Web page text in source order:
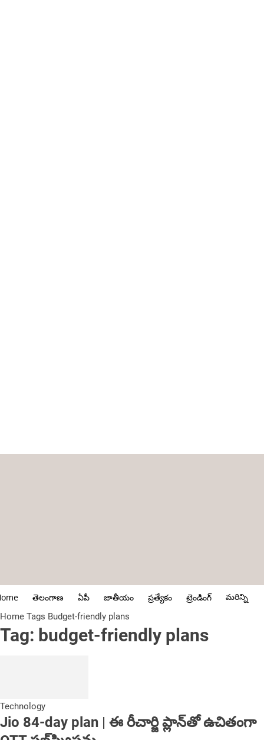
తెలంగాణ ఏపీ జాతీయం ప్రత్యేకం ట్రెండింగ్ మరిన్ని
Home Tags Budget-friendly plans
Tag: budget-friendly plans
Technology
Jio 84-day plan | ఈ రీచార్జి ప్లాన్‌తో ఉచితంగా